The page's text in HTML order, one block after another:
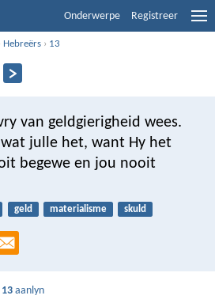
Onderwerpe Registreer
Hebreërs › 13
van geldgierigheid wees.
julle het, want Hy het
begewe en jou nooit
geld materialisme
skuld
aanlyn